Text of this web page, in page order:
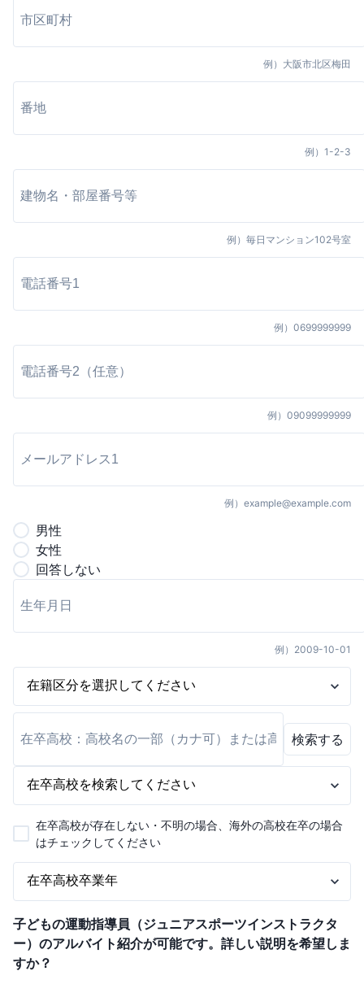
例） 大阪市北区梅田
例） 1-2-3
例） 毎日マンション102号室
例） 0699999999
例） 09099999999
例） example@example.com
男性
女性
回答しない
例） 2009-10-01
検索する
在卒高校が存在しない・不明の場合、海外の高校在卒の場合
はチェックしてください
子どもの運動指導員（ジュニアスポーツインストラクタ
ー）のアルバイト紹介が可能です。詳しい説明を希望しま
すか？